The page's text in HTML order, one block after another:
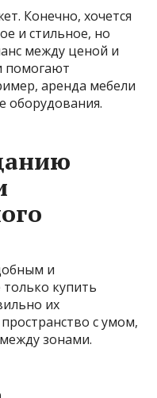
Конечно, хочется
и стильное, но
между ценой и
помогают
аренда мебели
оборудования.
и
купить
их
с умом,
зонами.